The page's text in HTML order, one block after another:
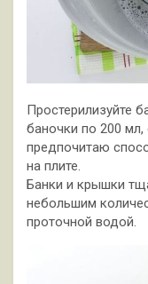
Простерилизуйте
баночки по 200
предпочитаю
на плите.
Банки и крышки
небольшим
проточной водой.